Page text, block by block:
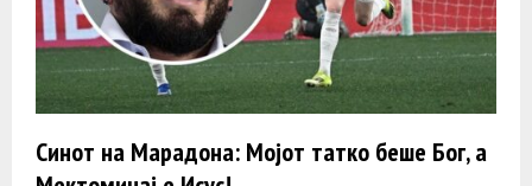
Синот на Марадона: Мојот татко беше Бог, а